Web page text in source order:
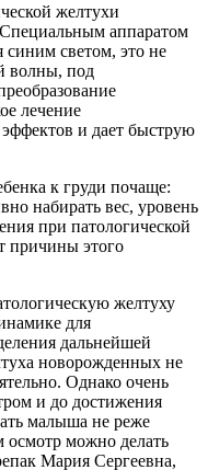
желтухи
аппаратом
синим светом, это не
волны, под
лечение
и дает быструю
к груди почаще:
набирать вес, уровень
при патологической
причины этого
желтуху
для
дальнейшей
новорожденных не
Однако очень
и до достижения
малыша не реже
осмотр можно делать
Мария Сергеевна,